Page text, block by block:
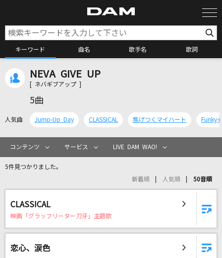
キーワード 曲名 歌手名 歌詞
カラオケ検索
カラオケリクエスト
BROKEN GAMES
NEVA GIVE UP
[ ネバギブアップ ]
5曲
人気曲 Jump-Up Day CLASSICAL 焦げつくマイハート
コンテンツ サービス LIVE DAM WAO!
5件見つかりました。
新着順 人気順 50音順
CLASSICAL
映画「グラッフリーター刀牙」主題歌
恋心、涙色